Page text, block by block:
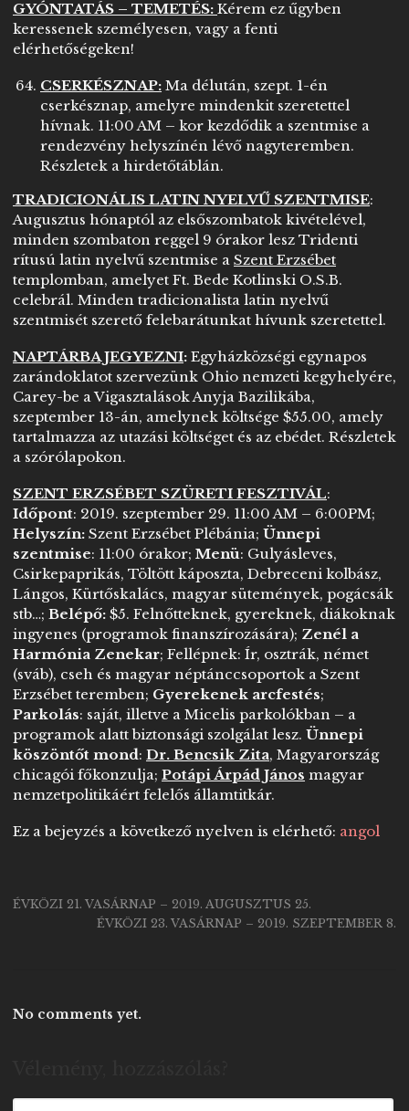
GYÓNTATÁS – TEMETÉS: Kérem ez űgyben
keressenek személyesen, vagy a fenti
elérhetőségeken!
CSERKÉSZNAP: Ma délután, szept. 1-én
cserkésznap, amelyre mindenkit szeretettel
hívnak. 11:00 AM – kor kezdődik a szentmise a
rendezvény helyszínén lévő nagyteremben.
Részletek a hirdetőtáblán.
TRADICIONÁLIS LATIN NYELVŰ SZENTMISE:
Augusztus hónaptól az elsőszombatok kivételével,
minden szombaton reggel 9 órakor lesz Tridenti
rítusú latin nyelvű szentmise a Szent Erzsébet
templomban, amelyet Ft. Bede Kotlinski O.S.B.
celebrál. Minden tradicionalista latin nyelvű
szentmisét szerető felebarátunkat hívunk szeretettel.
NAPTÁRBA JEGYEZNI: Egyházközségi egynapos
zarándoklatot szervezünk Ohio nemzeti kegyhelyére,
Carey-be a Vigasztalások Anyja Bazilikába,
szeptember 13-án, amelynek költsége $55.00, amely
tartalmazza az utazási költséget és az ebédet. Részletek
a szórólapokon.
SZENT ERZSÉBET SZÜRETI FESZTIVÁL:
Időpont: 2019. szeptember 29. 11:00 AM – 6:00PM;
Helyszín: Szent Erzsébet Plébánia; Ünnepi
szentmise: 11:00 órakor; Menü: Gulyásleves,
Csirkepaprikás, Töltött káposzta, Debreceni kolbász,
Lángos, Kürtőskalács, magyar sütemények, pogácsák
stb…; Belépő: $5. Felnőtteknek, gyereknek, diákoknak
ingyenes (programok finanszírozására); Zenél a
Harmónia Zenekar; Fellépnek: Ír, osztrák, német
(sváb), cseh és magyar néptánccsoportok a Szent
Erzsébet teremben; Gyerekenek arcfestés;
Parkolás: saját, illetve a Micelis parkolókban – a
programok alatt biztonsági szolgálat lesz. Ünnepi
köszöntőt mond: Dr. Bencsik Zita, Magyarország
chicagói főkonzulja; Potápi Árpád János magyar
nemzetpolitikáért felelős államtitkár.
Ez a bejeyzés a következő nyelven is elérhető: angol
ÉVKÖZI 21. VASÁRNAP – 2019. AUGUSZTUS 25.
ÉVKÖZI 23. VASÁRNAP – 2019. SZEPTEMBER 8.
No comments yet.